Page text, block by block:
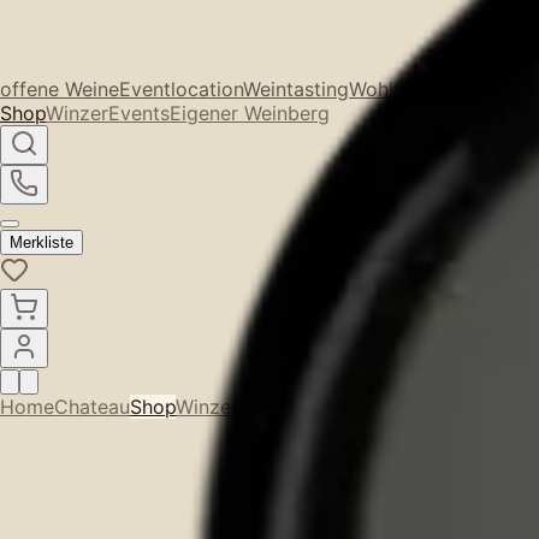
offene WeineEventlocationWeintastingWohlfühlen
ShopWinzerEventsEigener Weinberg
Merkliste
HomeChateauShopWinzer